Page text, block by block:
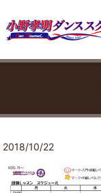
2018/10/22